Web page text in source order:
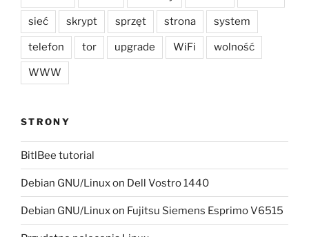
sieć skrypt sprzęt strona system
telefon tor upgrade WiFi wolność
WWW
STRONY
BitlBee tutorial
Debian GNU/Linux on Dell Vostro 1440
Debian GNU/Linux on Fujitsu Siemens Esprimo V6515